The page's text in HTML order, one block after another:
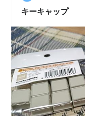
のタイミングで朗報
キーキャップ